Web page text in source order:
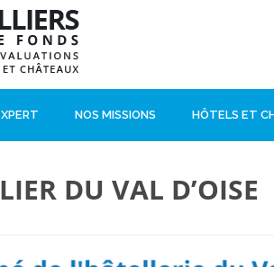
NOS MISSIONS HÔTELS ET
DU VAL D’OISE